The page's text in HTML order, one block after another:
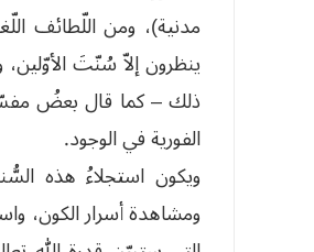
مدنية)، ومن اللّطائف
ذلك – كما قال بعضُ
الفورية في الوجود.
ويكون استجلاءُ هذه
ومشاهدة أسرار الكون،